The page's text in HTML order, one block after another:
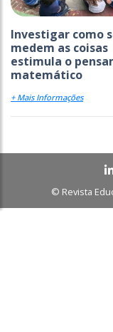
Investigar como
medem as coisas
estimula o
matemático
+ Mais Informações
© Revista